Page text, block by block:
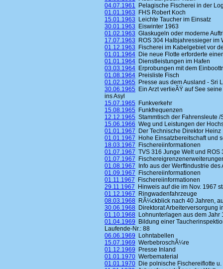
04.07.1961 Pelagische Fischerei in der
01.01.1963 FHS Robert Koch
15.01.1963 Leichte Taucher im Einsatz
30.01.1963 Eiswinter 1963
01.02.1963 Glaskugeln oder moderne
17.07.1963 ROS 304 Halbjahressieger im
01.12.1963 Fischerei im Kabelgebiet vor
01.01.1964 Die neue Flotte erforderte
01.01.1964 Dienstleistungen im Hafen
03.03.1964 Erprobungen mit dem
01.08.1964 Preisliste Fisch
01.02.1965 Presse aus dem Ausland - Sri
30.06.1965 Ein Arzt verlieÃŸ auf See
ins Asyl
15.07.1965 Funkverkehr
15.08.1965 Funkfrequenzen
12.12.1965 Stammtisch der Fahrensleute /
15.06.1966 Weg und Leistungen der
01.01.1967 Der Technische Direktor
01.01.1967 Hohe Einsatzbereitschaft und
18.03.1967 Fischereiinformationen
01.07.1967 TVS 316 Junge Welt und ROS
01.07.1967
01.08.1967 Info aus der Werftindustrie des
01.09.1967 Fischereiinformationen
01.11.1967 Fischereiinformationen
29.11.1967 Hinweis auf die im Nov. 1967
01.12.1967 Ringwadenfahrzeuge
08.03.1968 RÃ¼ckblick nach 40 Jahren,
30.06.1968 Direktorat Arbeiterversorgung
01.10.1968 Lohnunterlagen aus dem Jahr
01.04.1969 Bildung einer
Laufende-Nr.: 88
06.06.1969 Lohntabellen
15.07.1969 WerbebroschÃ¼re
01.12.1969 Presse Inland
01.01.1970 Werbematerial
01.01.1970 Die polnische Fischereiflotte